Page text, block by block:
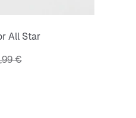
All Star
cijena
€